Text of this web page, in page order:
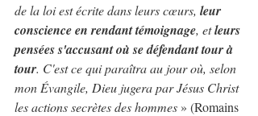
de la loi est écrite dans leurs cœurs, leur
conscience en rendant témoignage, et leurs
pensées s'accusant où se défendant tour à
tour. C'est ce qui paraîtra au jour où, selon
mon Évangile, Dieu jugera par Jésus Christ
les actions secrètes des hommes » (Romains